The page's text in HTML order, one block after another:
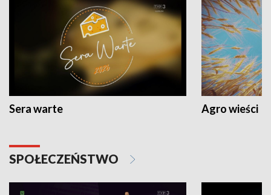
Sera warte Agro wieści
SPOŁECZEŃSTWO